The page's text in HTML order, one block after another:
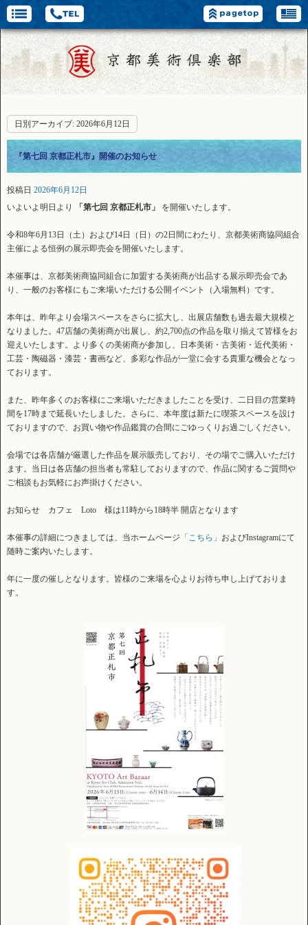
日別アーカイブ: 2026年6月12日
『第七回 京都正札市』開催のお知らせ
投稿日 2026年6月12日
いよいよ明日より
「第七回 京都正札市」 を開催いたします。
令和8年6月13日（土）および14日（日）の2日間にわたり、京都美術商協同組合
主催による恒例の展示即売会を開催いたします。
本催事は、京都美術商協同組合に加盟する美術商が出品する展示即売会であ
り、一般のお客様にもご来場いただける公開イベント（入場無料）です。
本年は、昨年より会場スペースをさらに拡大し、出展店舗数も過去最大規模と
なりました。47店舗の美術商が出展し、約2,700点の作品を取り揃えて皆様をお
迎えいたします。より多くの美術商が参加し、日本美術・古美術・近代美術・
工芸・陶磁器・漆芸・書画など、多彩な作品が一堂に会する貴重な機会となっ
ております。
また、昨年多くのお客様にご来場いただきましたことを受け、二日目の営業時
間を17時まで延長いたしました。さらに、本年度は新たに喫茶スペースを設け
ておりますので、お買い物や作品鑑賞の合間にごゆっくりお過ごしください。
会場では各店舗が厳選した作品を展示販売しており、その場でご購入いただけ
ます。当日は各店舗の担当者も常駐しておりますので、作品に関するご質問や
ご相談もお気軽にお声掛けください。
お知らせ カフェ Loto 様は11時から18時半 開店となります
本催事の詳細につきましては、当ホームページ 「こちら」 およびInstagramにて
随時ご案内いたします。
年に一度の催しとなります。皆様のご来場を心よりお待ち申し上げておりま
す。